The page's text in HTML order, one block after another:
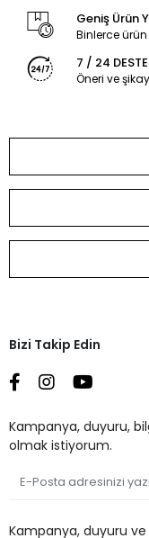
Geniş Ürün
Binlerce
7 / 24
Öneri ve
Bizi Takip Edin
Kampanya, duyuru,
olmak istiyorum.
Kampanya, duyuru